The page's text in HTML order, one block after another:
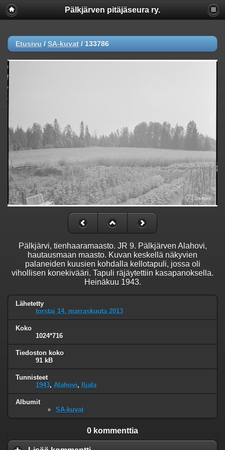
Pälkjärven pitäjäseura ry.
Etusivu / SA-kuvat / 133786
Pälkjärvi, tienhaaramaasto. JR 9. Pälkjärven Alahovi,
hautausmaan maasto. Kuvan keskellä näkyvien
palaneiden kuusien kohdalla kellotapuli, jossa oli
vihollisen konekivääri. Tapuli räjäytettiin kasapanoksella.
Heinäkuu 1943.
Lähetetty
torstai 14. marraskuuta 2013
Koko
1024*716
Tiedoston koko
91 kB
Tunnisteet
1943, Alahovi, Iljala
Albumit
SA-kuvat
0 kommenttia